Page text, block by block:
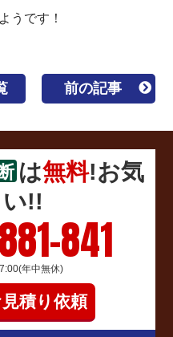
うです！
前の記事
は無料!お気
!!
841
年中無休)
積り依頼